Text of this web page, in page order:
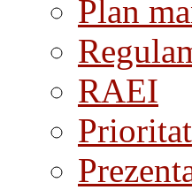
Plan
RAEI